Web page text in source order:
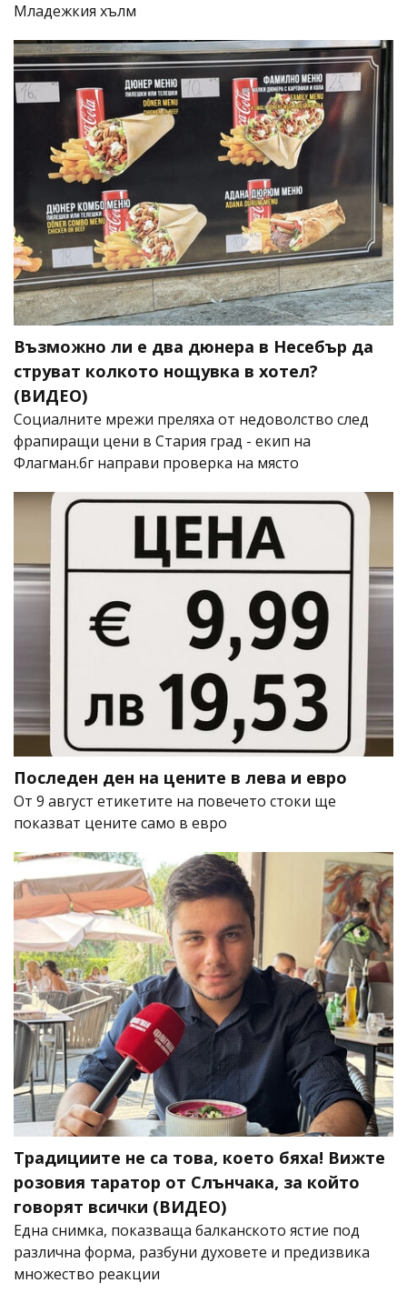
Младежкия хълм
Възможно ли е два дюнера в Несебър да
струват колкото нощувка в хотел?
(ВИДЕО)
Социалните мрежи преляха от недоволство след
фрапиращи цени в Стария град - екип на
Флагман.бг направи проверка на място
Последен ден на цените в лева и евро
От 9 август етикетите на повечето стоки ще
показват цените само в евро
Традициите не са това, което бяха! Вижте
розовия таратор от Слънчака, за който
говорят всички (ВИДЕО)
Една снимка, показваща балканското ястие под
различна форма, разбуни духовете и предизвика
множество реакции